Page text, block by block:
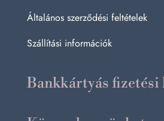
Általános szerződési feltételek
Szállítási információk
Bankkártyás fizetési